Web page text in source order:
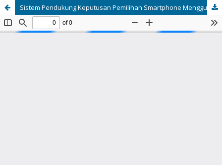
Sistem Pendukung Keputusan Pemilihan Smartphone Menggunakan Metode Simple Multi Attribute Rating Technique Berbasis Web